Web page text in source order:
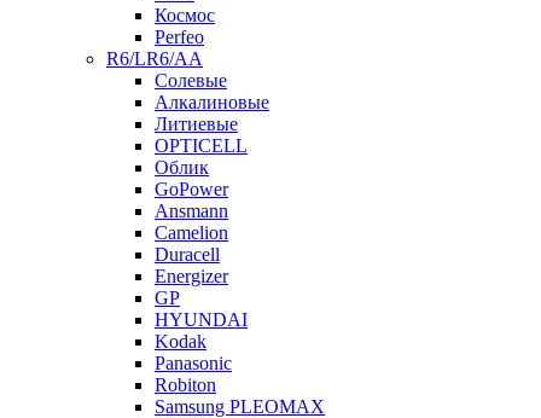
Космос
Perfeo
R6/LR6/AA
Солевые
Алкалиновые
Литиевые
OPTICELL
Облик
GoPower
Ansmann
Camelion
Duracell
Energizer
GP
HYUNDAI
Kodak
Panasonic
Robiton
Samsung PLEOMAX